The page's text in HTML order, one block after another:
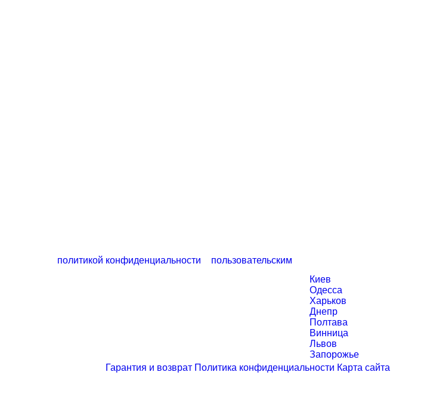
политикой конфиденциальности
пользовательским
Киев
Одесса
Харьков
Днепр
Полтава
Винница
Львов
Запорожье
Гарантия и возврат Политика конфиденциальности Карта сайта